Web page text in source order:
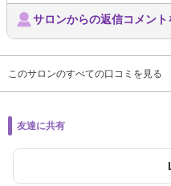
サロンからの返信コメント
このサロンのすべての口コミを見る
友達に共有